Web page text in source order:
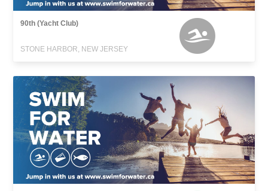
90th (Yacht Club)
STONE HARBOR, NEW JERSEY